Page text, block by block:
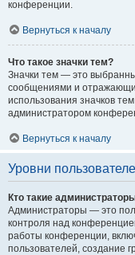
конференции.
Вернуться к началу
Что такое значки тем?
Значки тем — это
сообщениями и
использования значков
администратором
Вернуться к началу
Уровни
Кто такие
Администраторы — это
контроля над
работы конференции,
пользователей, создание